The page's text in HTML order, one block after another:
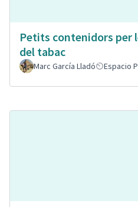
Petits contenidors per
del tabac
Marc García Lladó Espacio